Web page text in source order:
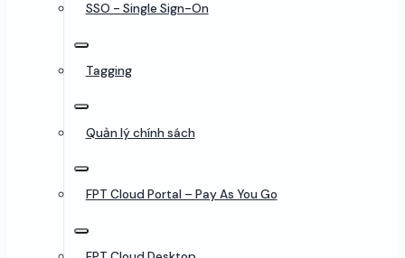
SSO - Single Sign-On
Tagging
Quản lý chính sách
FPT Cloud Portal – Pay As You Go